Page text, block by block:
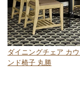
ダイニングチェア カ
ンド椅子 丸勝